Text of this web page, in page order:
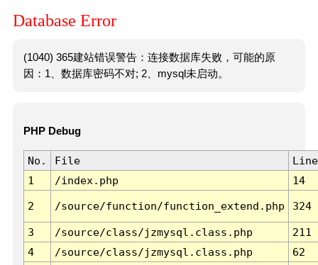
Database Error
(1040) 365建站错误警告：连接数据库失败，可能的原
因：1、数据库密码不对; 2、mysql未启动。
PHP Debug
No. File
Line
1
/index.php 14
2 /source/function/function_extend.php 324
3 /source/class/jzmysql.class.php
211
4
/source/class/jzmysql.class.php
62